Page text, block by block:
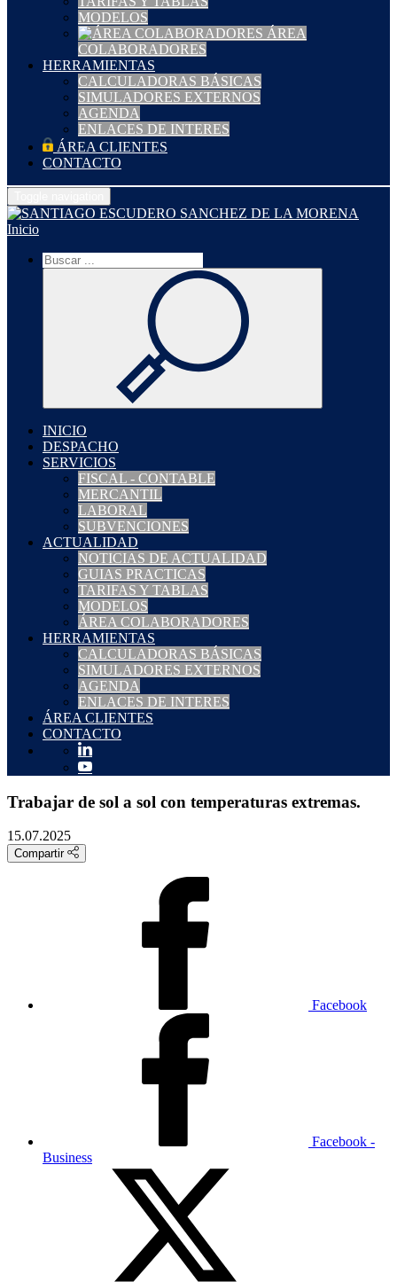
MODELOS
ÁREA
COLABORADORES
HERRAMIENTAS
CALCULADORAS BÁSICAS
SIMULADORES EXTERNOS
AGENDA
ENLACES DE INTERES
ÁREA CLIENTES
CONTACTO
Inicio
INICIO
DESPACHO
SERVICIOS
FISCAL - CONTABLE
MERCANTIL
LABORAL
SUBVENCIONES
ACTUALIDAD
NOTICIAS DE ACTUALIDAD
GUIAS PRACTICAS
TARIFAS Y TABLAS
MODELOS
ÁREA COLABORADORES
HERRAMIENTAS
CALCULADORAS BÁSICAS
SIMULADORES EXTERNOS
AGENDA
ENLACES DE INTERES
ÁREA CLIENTES
CONTACTO
Trabajar de sol a sol con temperaturas extremas.
15.07.2025
Compartir
Facebook
Facebook -
Business